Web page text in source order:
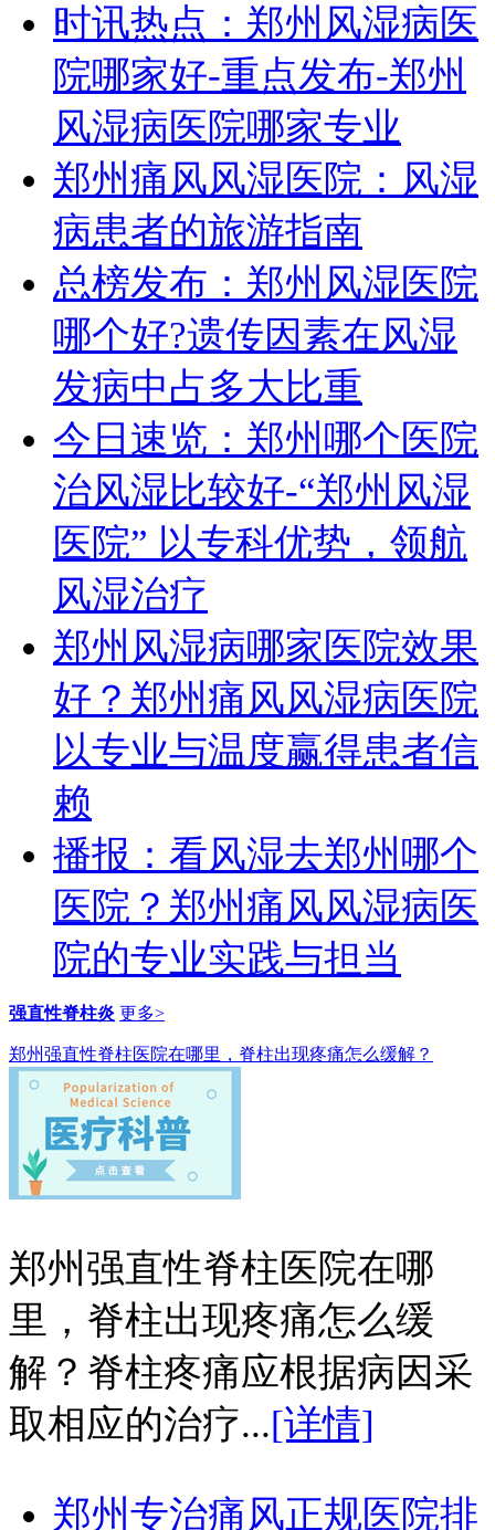
时讯热点：郑州风湿病医
院哪家好-重点发布-郑州
风湿病医院哪家专业
郑州痛风风湿医院：风湿
病患者的旅游指南
总榜发布：郑州风湿医院
哪个好?遗传因素在风湿
发病中占多大比重
今日速览：郑州哪个医院
治风湿比较好-“郑州风湿
医院” 以专科优势，领航
风湿治疗
郑州风湿病哪家医院效果
好？郑州痛风风湿病医院
以专业与温度赢得患者信
赖
播报：看风湿去郑州哪个
医院？郑州痛风风湿病医
院的专业实践与担当
强直性脊柱炎 更多>
郑州强直性脊柱医院在哪里，脊柱出现疼痛怎么缓解？
郑州强直性脊柱医院在哪
里，脊柱出现疼痛怎么缓
解？脊柱疼痛应根据病因采
取相应的治疗...[详情]
郑州专治痛风正规医院排